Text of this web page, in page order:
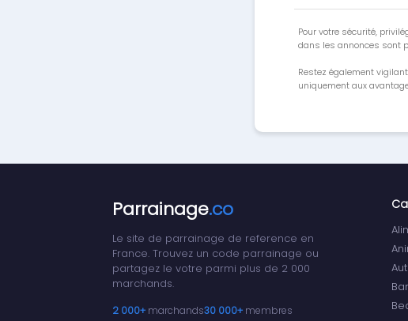
Pour votre sécurité,
dans les annonces sont
Restez également
uniquement aux
Parrainage.co
Le site de parrainage de reference en
France. Trouvez un code parrainage ou
partagez le votre parmi plus de 2 000
marchands.
2 000+ marchands30 000+ membres